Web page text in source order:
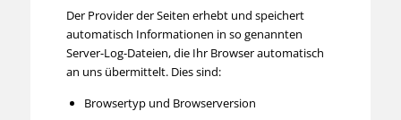
Der Provider der Seiten erhebt und speichert
automatisch Informationen in so genannten
Server-Log-Dateien, die Ihr Browser automatisch
an uns übermittelt. Dies sind:
Browsertyp und Browserversion